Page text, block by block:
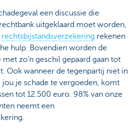
een discussie die
uitgeklaard moet worden,
rechtsbijstandsverzekering rekenen
hulp. Bovendien worden de
zo’n geschil gepaard gaan tot
Ook wanneer de tegenpartij niet in
je schade te vergoeden, komt
tot 12.500 euro. 98% van onze
neemt een